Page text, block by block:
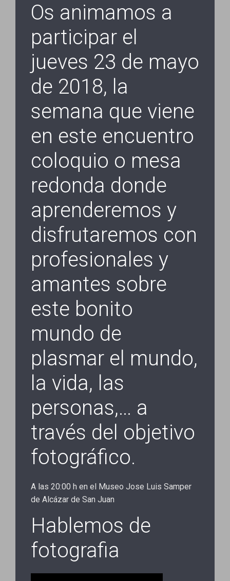
Os animamos a
participar el
jueves 23 de mayo
de 2018, la
semana que viene
en este encuentro
coloquio o mesa
redonda donde
aprenderemos y
disfrutaremos con
profesionales y
amantes sobre
este bonito
mundo de
plasmar el mundo,
la vida, las
personas,… a
través del objetivo
fotográfico.
A las 20:00 h en el Museo Jose Luis Samper
de Alcázar de San Juan
Hablemos de
fotografia